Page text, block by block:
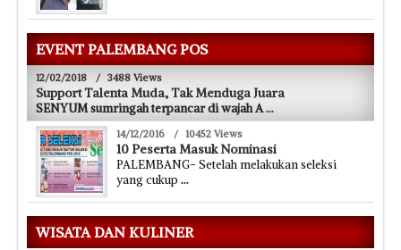
EVENT PALEMBANG POS
12/02/2018 / 3488 Views
Support Talenta Muda, Tak Menduga Juara
SENYUM sumringah terpancar di wajah A...
14/12/2016 / 10452 Views
10 Peserta Masuk Nominasi
PALEMBANG- Setelah melakukan seleksi
yang cukup ...
WISATA DAN KULINER